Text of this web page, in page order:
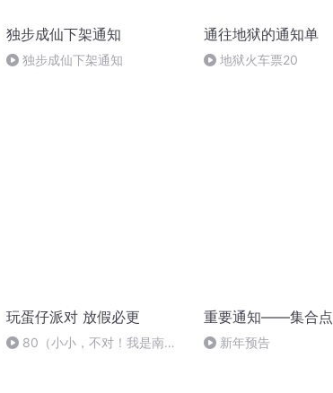
独步成仙下架通知
独步成仙下架通知
通往地狱的通知单
地狱火车票20
玩蛋仔派对 放假必更
80（小小，不对！我是南
重要通知——集合点
新年预告